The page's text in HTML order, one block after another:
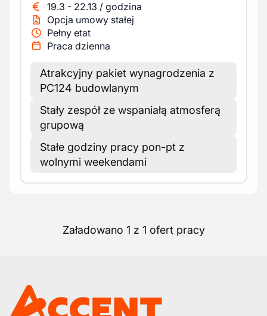
19.3 - 22.13 / godzina
Opcja umowy stałej
Pełny etat
Praca dzienna
Atrakcyjny pakiet wynagrodzenia z
PC124 budowlanym
Stały zespół ze wspaniałą atmosferą
grupową
Stałe godziny pracy pon-pt z
wolnymi weekendami
Załadowano 1 z 1 ofert pracy